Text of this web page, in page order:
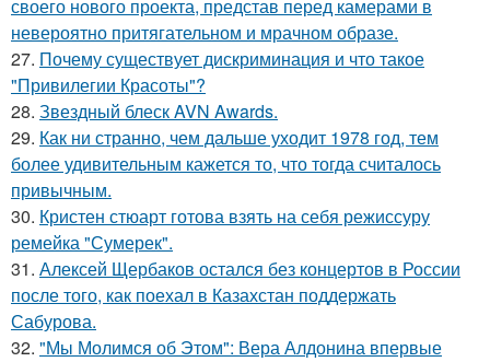
своего нового проекта, представ перед камерами в
невероятно притягательном и мрачном образе.
27. Почему существует дискриминация и что такое
"Привилегии Красоты"?
28. Звездный блеск AVN Awards.
29. Как ни странно, чем дальше уходит 1978 год, тем
более удивительным кажется то, что тогда считалось
привычным.
30. Кристен стюарт готова взять на себя режиссуру
ремейка "Сумерек".
31. Алексей Щербаков остался без концертов в России
после того, как поехал в Казахстан поддержать
Сабурова.
32. "Мы Молимся об Этом": Вера Алдонина впервые